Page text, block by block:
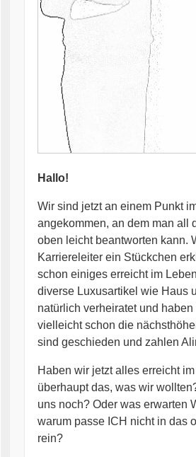
Hallo!
Wir sind jetzt an einem Punkt
angekommen, an dem man all
oben leicht beantworten kann.
Karriereleiter ein Stückchen
schon einiges erreicht im
diverse Luxusartikel wie Haus
natürlich verheiratet und
vielleicht schon die
sind geschieden und zahlen
Haben wir jetzt alles erreicht
überhaupt das, was wir
uns noch? Oder was erwarten
warum passe ICH nicht in das
rein?